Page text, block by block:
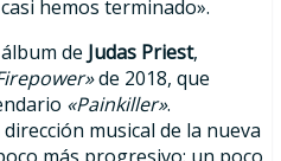
hemos terminado».
de Judas Priest,
de 2018, que
«Painkiller».
musical de la nueva